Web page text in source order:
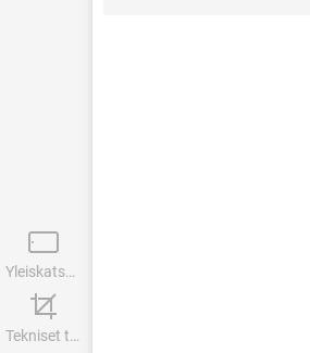
Yleiskatsaus
Tekniset tiedot